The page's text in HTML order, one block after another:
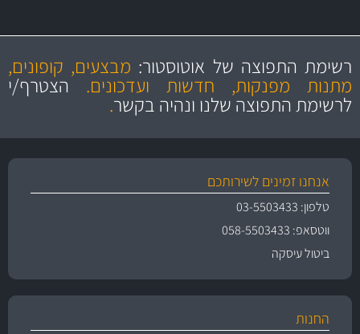
מקצועיות
ושירות מצויין
מחירים
הוגנים
והיצע מוצרים איכותירשימת התפוצה של אוטוסטור: מבצעים, קופונים,
מתנות מפנקות, חדשות ועדכונים.הצטרף/י
לרשימת התפוצה שלנו ונהיה בקשר.
אנחנו זמינים לשירותכם
טלפון: 03-5503433
ווטסאפ: 058-5503433
ביטול עיסקה
החנות